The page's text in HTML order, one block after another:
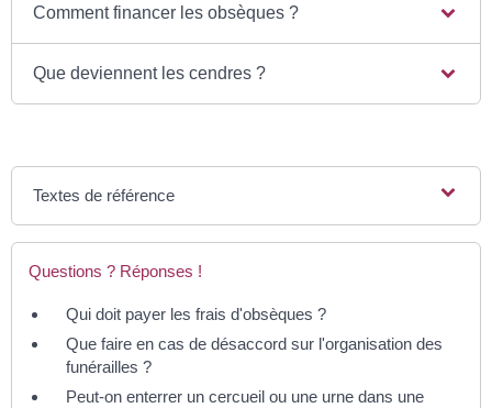
Comment financer les obsèques ?
Que deviennent les cendres ?
Textes de référence
Questions ? Réponses !
Qui doit payer les frais d'obsèques ?
Que faire en cas de désaccord sur l'organisation des
funérailles ?
Peut-on enterrer un cercueil ou une urne dans une